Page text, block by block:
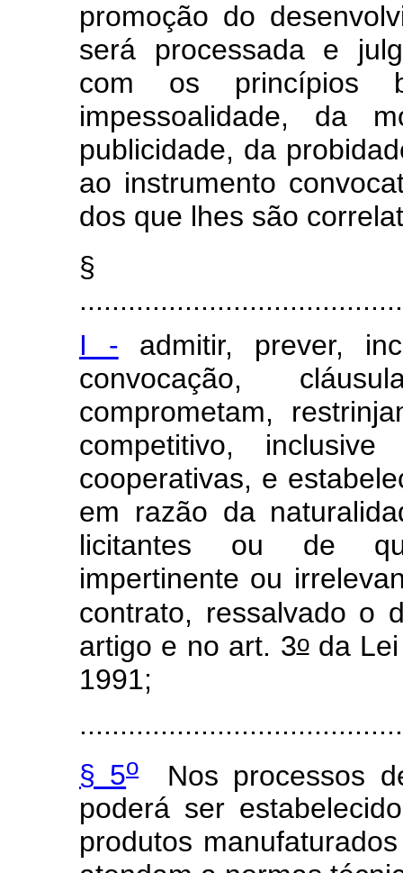
promoção do
será processada e
com os princípios
impessoalidade, da
publicidade, da
ao instrumento
dos que lhes são
§
I - admitir, prever,
convocação,
comprometam,
competitivo,
cooperativas, e
em razão da
licitantes ou de
impertinente ou
contrato, ressalvado o
artigo e no art. 3oda
1991;
§ 5oNos processos
poderá ser
produtos